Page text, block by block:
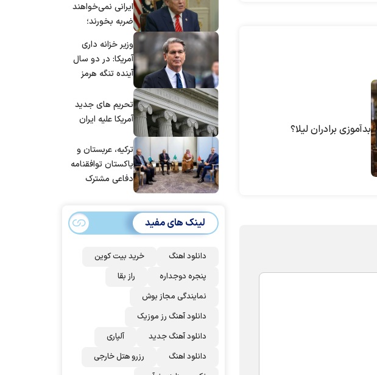
بدآموزی برادران لیلا؟
ایرانی نمی‌خواهند
ضربه بخورند؛
توافق برسند
وزیر خزانه داری
آمریکا: در دو سال
آینده تنگه هرمز
شد
تحریم های جدید
آمریکا علیه ایران
ترکیه، عربستان و
پاکستان توافقنامه
دفاعی مشترک
لینک های مفید
دانلود اهنگ
خرید بیت کوین
پنجره دوجداره
راز بقا
نمایندگی مجاز بوش
دانلود آهنگ رز‌ موزیک
دانلود آهنگ جدید
آلپاری
دانلود اهنگ
رزرو هتل خارجی